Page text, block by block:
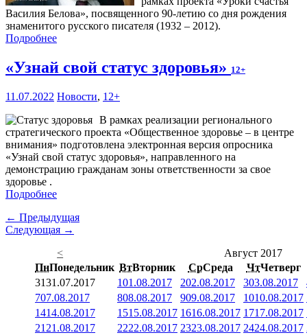
Василия Белова», посвященного 90-летию со дня рождения
знаменитого русского писателя (1932 – 2012).
Подробнее
«Узнай свой статус здоровья» 12+
11.07.2022 Новости, 12+
В рамках реализации регионального
стратегического проекта «Общественное здоровье – в центре
внимания» подготовлена электронная версия опросника
«Узнай свой статус здоровья», направленного на
демонстрацию гражданам зоны ответственности за свое
здоровье .
Подробнее
← Предыдущая
Следующая →
<
Август 2017
ПнПонедельник ВтВторник СрСреда ЧтЧетверг
3131.07.2017 101.08.2017 202.08.2017 303.08.2017
707.08.2017 808.08.2017 909.08.2017 1010.08.2017
1414.08.2017 1515.08.2017 1616.08.2017 1717.08.2017
21 21.08.2017 2222.08.2017 2323.08.2017 2424.08.2017